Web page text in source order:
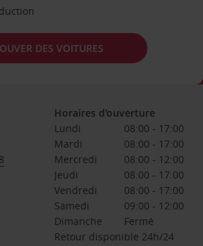
DES VOITURES
Horaires d'ouverture
Lundi
08:00 - 17:00
Mardi
08:00 - 17:00
Mercredi
08:00 - 12:00
Jeudi
08:00 - 17:00
Vendredi
08:00 - 17:00
Samedi
09:00 - 12:00
Dimanche
Fermé
Retour disponible 24h/24